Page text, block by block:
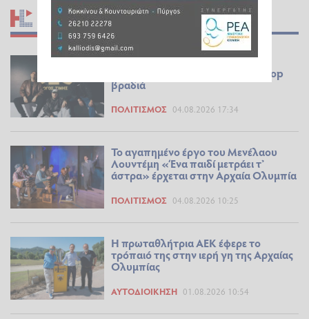
ΣΧΕΤΙΚΆ ΆΡΘΡΑ
Οι Λόγος Τιμής live στο Θέατρο
Ολύμπια για μια εκρηκτική hip-hop
βραδιά
ΠΟΛΙΤΙΣΜΌΣ 04.08.2026 17:34
Το αγαπημένο έργο του Μενέλαου
Λουντέμη «Ένα παιδί μετράει τ’
άστρα» έρχεται στην Αρχαία Ολυμπία
ΠΟΛΙΤΙΣΜΌΣ 04.08.2026 10:25
Η πρωταθλήτρια ΑΕΚ έφερε το
τρόπαιό της στην ιερή γη της Αρχαίας
Ολυμπίας
ΑΥΤΟΔΙΟΊΚΗΣΗ 01.08.2026 10:54